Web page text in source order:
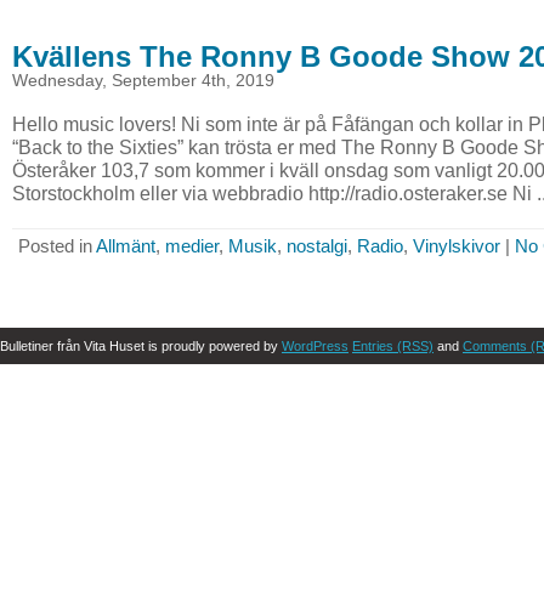
Kvällens The Ronny B Goode Show
Wednesday, September 4th, 2019
Hello music lovers! Ni som inte är på Fåfängan och kollar in
“Back to the Sixties” kan trösta er med The Ronny B Goode
Österåker 103,7 som kommer i kväll onsdag som vanligt
Storstockholm eller via webbradio http://radio.osteraker.se Ni
Posted inAllmänt, medier, Musik, nostalgi, Radio, Vinylskivor | No
Bulletiner från Vita Huset is proudly powered by WordPress Entries (RSS) and Comments